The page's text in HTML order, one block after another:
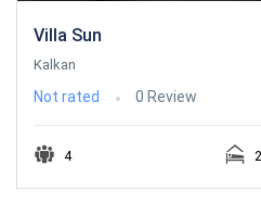
Villa Sun
Kalkan
Not rated 0 Review
4 2